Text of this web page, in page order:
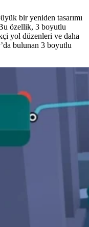
bir yeniden tasarımı
özellik, 3 boyutlu
yol düzenleri ve daha
bulunan 3 boyutlu